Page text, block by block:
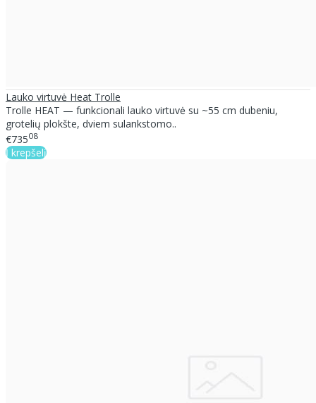
Lauko virtuvė Heat Trolle
Trolle HEAT — funkcionali lauko virtuvė su ~55 cm dubeniu,
grotelių plokšte, dviem sulankstomo..
€73508
Į krepšelį